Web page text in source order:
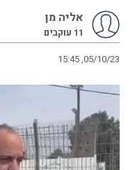
אליה מן
11 עוקבים
15:45 ,05/10/23